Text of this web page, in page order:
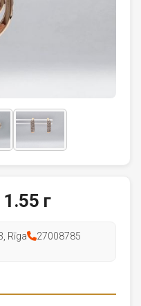
г
Rīga
27008785